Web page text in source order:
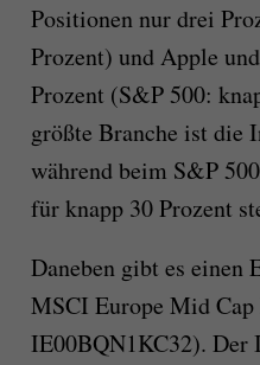
Positionen nur drei
Prozent) und Apple
Prozent (S&P 500:
größte Branche ist die
während beim S&P
für knapp 30 Prozent
Daneben gibt es einen
MSCI Europe Mid
IE00BQN1KC32). Der